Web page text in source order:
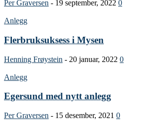
Per Graversen - 19 september, 2022 0
Anlegg
Flerbruksuksess i Mysen
Henning Frøystein - 20 januar, 2022 0
Anlegg
Egersund med nytt anlegg
Per Graversen - 15 desember, 2021 0